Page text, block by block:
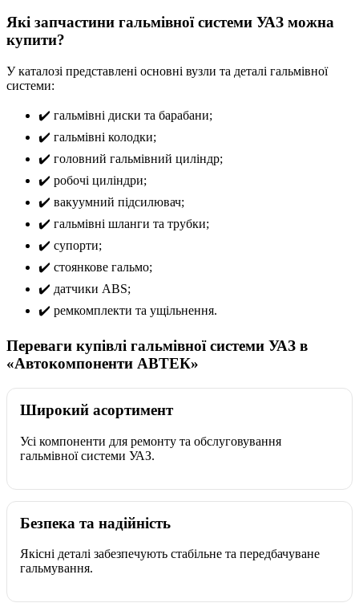
Які запчастини гальмівної системи УАЗ можна
купити?
У каталозі представлені основні вузли та деталі гальмівної
системи:
✔️ гальмівні диски та барабани;
✔️ гальмівні колодки;
✔️ головний гальмівний циліндр;
✔️ робочі циліндри;
✔️ вакуумний підсилювач;
✔️ гальмівні шланги та трубки;
✔️ супорти;
✔️ стоянкове гальмо;
✔️ датчики ABS;
✔️ ремкомплекти та ущільнення.
Переваги купівлі гальмівної системи УАЗ в
«Автокомпоненти АВТЕК»
Широкий асортимент
Усі компоненти для ремонту та обслуговування
гальмівної системи УАЗ.
Безпека та надійність
Якісні деталі забезпечують стабільне та передбачуване
гальмування.